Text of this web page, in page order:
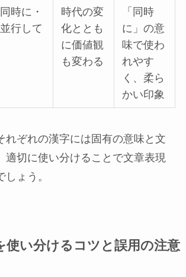
同時に・
並行して
時代の変
化ととも
に価値観
も変わる
「同時
に」の意
味で使わ
れやす
く、柔ら
かい印象
れぞれの漢字には固有の意味と文
適切に使い分けることで文章表現
ょう。
使い分けるコツと誤用の注意